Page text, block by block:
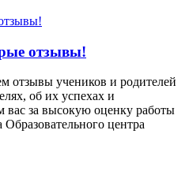
отзывы!
отзывы учеников и родителей
об их успехах и
за высокую оценку работы
Образовательного центра